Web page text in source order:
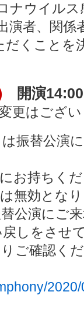
ナウイル
演者、関係
だくことを
開演14:00
更はござ
振替公演
お持ちく
無効とな
公演にご
しをさせ
ご確認く